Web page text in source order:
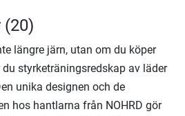
(20)
längre järn, utan om du köper
styrketräningsredskap av läder
unika designen och de
hos hantlarna från NOHRD gör